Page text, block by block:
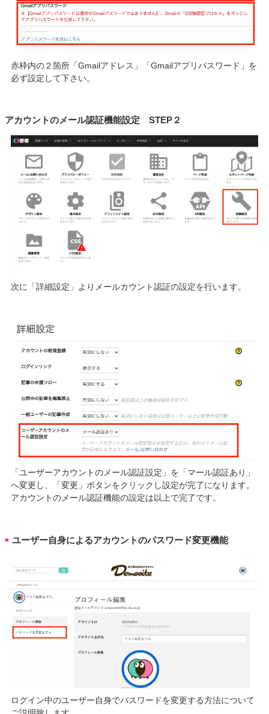
赤枠内の２箇所「Gmailアドレス」「Gmailアプリパスワード」を
必ず設定して下さい。
アカウントのメール認証機能設定 STEP２
次に「詳細設定」よりメールカウント認証の設定を行います。
「ユーザーアカウントのメール認証設定」を「マール認証あり」
へ変更し、「変更」ボタンをクリックし設定が完了になります。
アカウントのメール認証機能の設定は以上で完了です。
■ ユーザー自身によるアカウントのパスワード変更機能
ログイン中のユーザー自身でパスワードを変更する方法について